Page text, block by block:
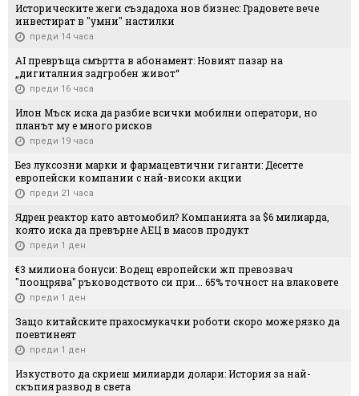
Историческите жеги създадоха нов бизнес: Градовете вече
инвестират в "умни" настилки
преди 14 часа
AI превръща смъртта в абонамент: Новият пазар на
„дигиталния задгробен живот“
преди 16 часа
Илон Мъск иска да разбие всички мобилни оператори, но
планът му е много рисков
преди 19 часа
Без луксозни марки и фармацевтични гиганти: Десетте
европейски компании с най-високи акции
преди 21 часа
Ядрен реактор като автомобил? Компанията за $6 милиарда,
която иска да превърне АЕЦ в масов продукт
преди 1 ден
€3 милиона бонуси: Водещ европейски жп превозвач
"поощрява" ръководството си при... 65% точност на влаковете
преди 1 ден
Защо китайските прахосмукачки роботи скоро може рязко да
поевтинеят
преди 1 ден
Изкуството да скриеш милиарди долари: История за най-
скъпия развод в света